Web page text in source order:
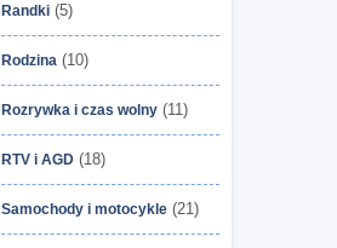
Randki (5)
Rodzina (10)
Rozrywka i czas wolny (11)
RTV i AGD (18)
Samochody i motocykle (21)